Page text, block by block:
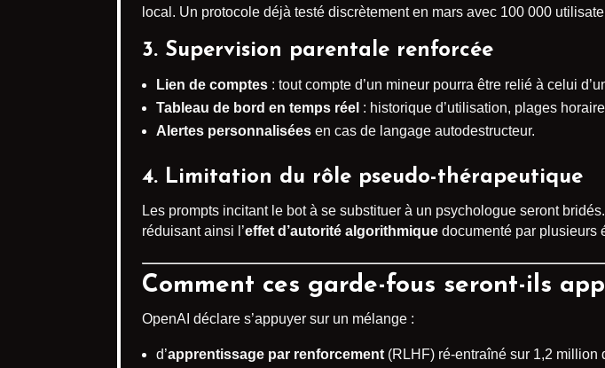
local. Un protocole déjà testé discrètement en mars avec 100 000
3. Supervision parentale renforcée
Lien de comptes : tout compte d’un mineur pourra être relié à celui
Tableau de bord en temps réel : historique d’utilisation, plages
Alertes personnalisées en cas de langage autodestructeur.
4. Limitation du rôle pseudo-thérapeutique
Les prompts incitant le bot à se substituer à un psychologue seront
réduisant ainsi l’effet d’autorité algorithmique documenté par plusieurs
Comment ces garde-fous seront-ils
OpenAI déclare s’appuyer sur un mélange :
d’apprentissage par renforcement (RLHF) ré-entraîné sur 1,2 million